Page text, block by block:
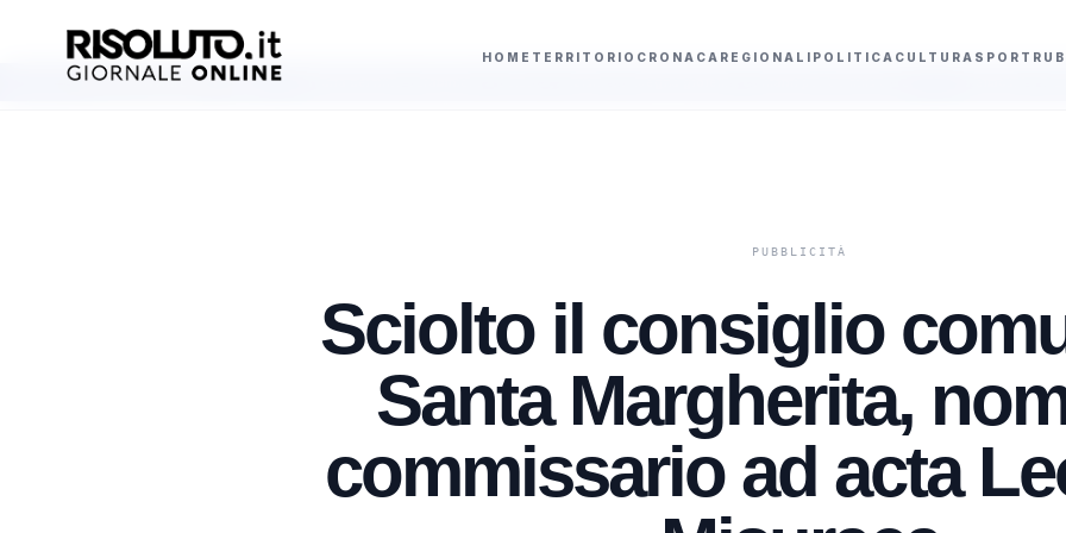
HOME TERRITORIO CRONACA REGIONALI POLITICA CULTURA SPORT
AGGIORNAMENTI
Niguarda Truffa del finto carabiniere a Sciacca, anziana consegna gioielli e contanti per 85 mila euro
Sciolto il consiglio
Santa Margherita,
commissario ad acta